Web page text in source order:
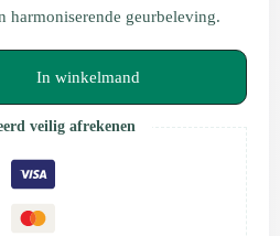
harmoniserende geurbeleving.
In winkelmand
veilig afrekenen